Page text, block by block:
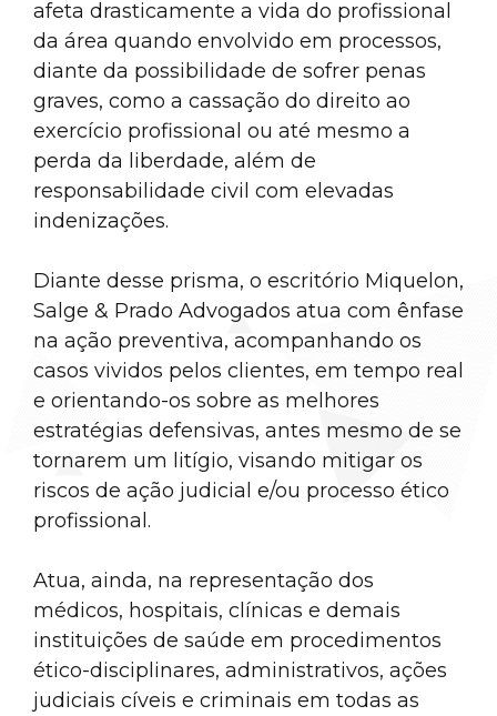
afeta drasticamente a vida do profissional
da área quando envolvido em processos,
diante da possibilidade de sofrer penas
graves, como a cassação do direito ao
exercício profissional ou até mesmo a
perda da liberdade, além de
responsabilidade civil com elevadas
indenizações.
Diante desse prisma, o escritório Miquelon,
Salge & Prado Advogados atua com ênfase
na ação preventiva, acompanhando os
casos vividos pelos clientes, em tempo real
e orientando-os sobre as melhores
estratégias defensivas, antes mesmo de se
tornarem um litígio, visando mitigar os
riscos de ação judicial e/ou processo ético
profissional.
Atua, ainda, na representação dos
médicos, hospitais, clínicas e demais
instituições de saúde em procedimentos
ético-disciplinares, administrativos, ações
judiciais cíveis e criminais em todas as